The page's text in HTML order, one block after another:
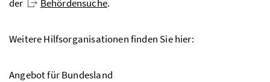
der
Behördensuche.
Weitere Hilfsorganisationen finden Sie hier:
Angebot für Bundesland